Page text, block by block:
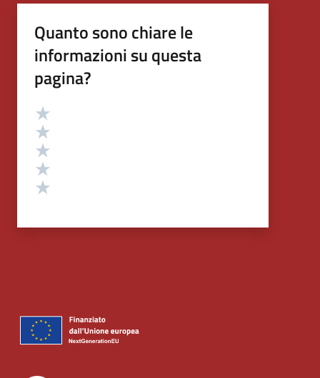
Quanto sono chiare le
informazioni su questa
pagina?
Valutazione